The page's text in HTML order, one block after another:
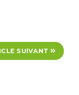
SUIVANT